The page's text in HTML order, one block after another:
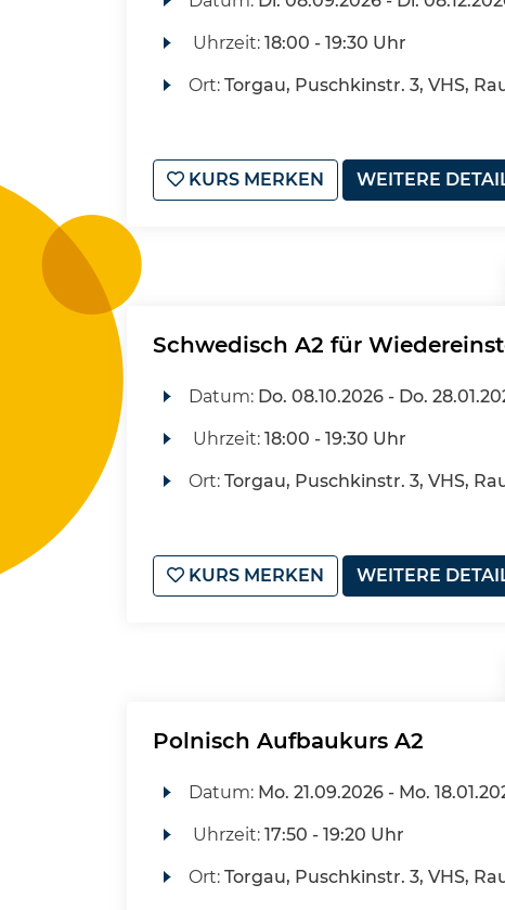
Uhrzeit: 18:00 - 19:30 Uhr
Ort: Torgau, Puschkinstr. 3, VHS,
KURS MERKEN WEITERE
Schwedisch A2 für
Datum: Do. 08.10.2026 - Do.
Uhrzeit: 18:00 - 19:30 Uhr
Ort: Torgau, Puschkinstr. 3, VHS,
KURS MERKEN WEITERE
Polnisch Aufbaukurs A2
Datum: Mo. 21.09.2026 - Mo.
Uhrzeit: 17:50 - 19:20 Uhr
Ort: Torgau, Puschkinstr. 3, VHS,